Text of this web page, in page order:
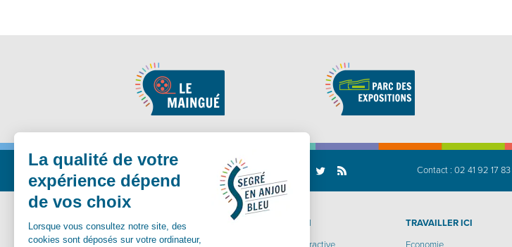
Nous suivre Contact :02 41 92 17 83
MA MAIRIE
VIVRE ICI
TRAVAILLER ICI